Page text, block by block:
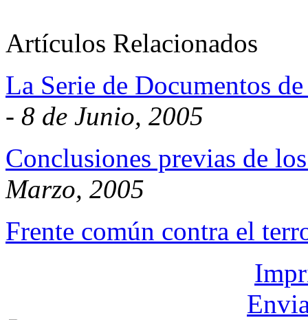
Artículos Relacionados
La Serie de Documentos
- 8 de Junio, 2005
Conclusiones previas de
Marzo, 2005
Frente común contra el